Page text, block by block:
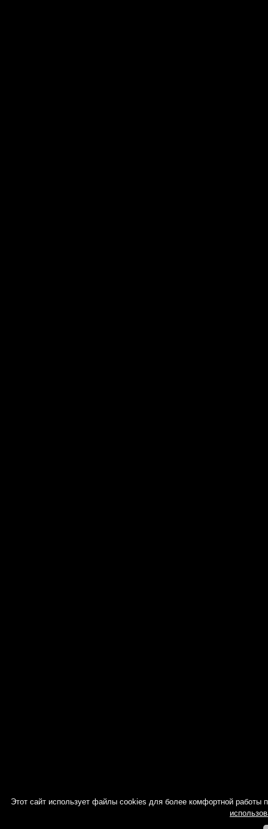
Этот сайт использует файлы cookies для более комфортной